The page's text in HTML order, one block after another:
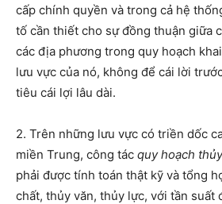
cấp chính quyền và trong cả hệ
tố cần thiết cho sự đồng thuận giữa
các địa phương trong quy hoạch
lưu vực của nó, không để cái lời
tiêu cái lợi lâu dài.
2. Trên những lưu vực có triền dốc
miền Trung, công tác quy hoạch
phải được tính toán thật kỹ và tổng
chất, thủy văn, thủy lực, với tần suất